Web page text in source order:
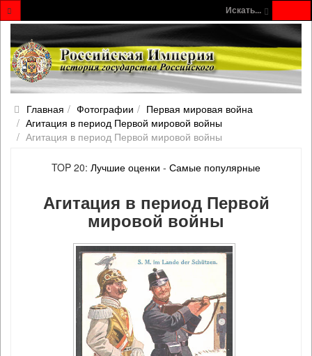
Искать...
Главная Фотографии
Первая мировая война
Агитация в период Первой мировой войны
Агитация в период Первой мировой войны
TOP 20: Лучшие оценки - Самые популярные
Агитация в период Первой
мировой войны